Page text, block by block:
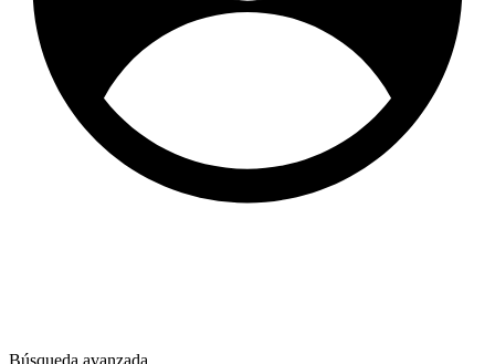
Búsqueda avanzada